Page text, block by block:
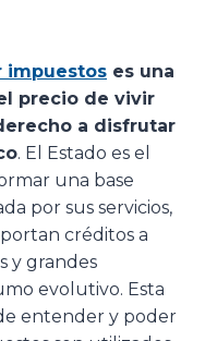
impuestos es una
precio de vivir
a disfrutar
. El Estado es el
una base
por sus servicios,
créditos a
y grandes
evolutivo. Esta
entender y poder